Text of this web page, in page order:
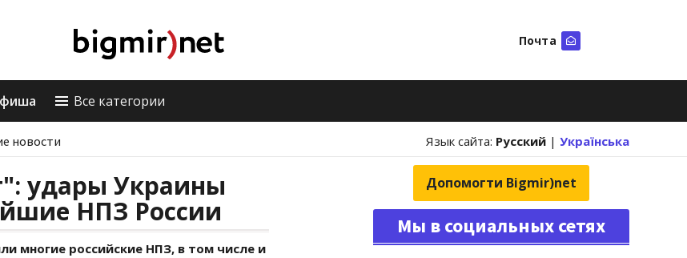
Почта
Все категории
новости Язык сайта: Русский | Українська
удары Украины
НПЗ России
многие российские НПЗ, в том числе и
Допомогти Bigmir)net
Мы в социальных сетях